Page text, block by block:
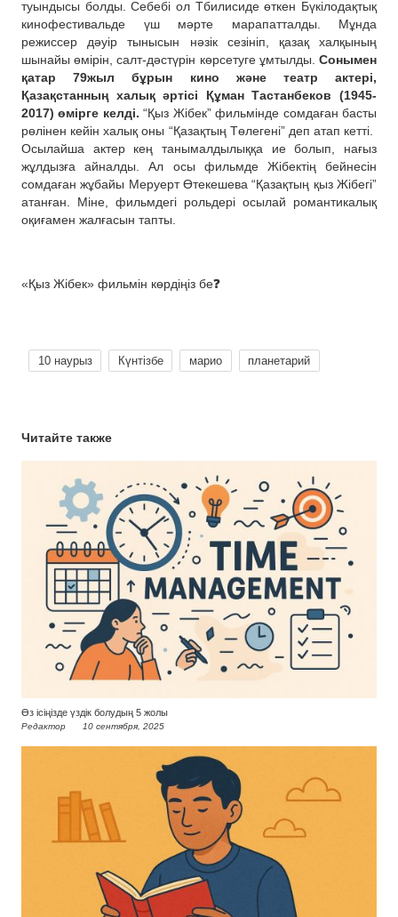
туындысы болды. Себебі ол Тбилисиде өткен Бүкілодақтық
кинофестивальде үш мәрте марапатталды. Мұнда
режиссер дәуір тынысын нәзік сезініп, қазақ халқының
шынайы өмірін, салт-дәстүрін көрсетуге ұмтылды. Сонымен
қатар 79жыл бұрын кино және театр актері,
Қазақстанның халық әртісі Құман Тастанбеков (1945-
2017) өмірге келді. “Қыз Жібек” фильмінде сомдаған басты
рөлінен кейін халық оны “Қазақтың Төлегені” деп атап кетті.
Осылайша актер кең танымалдылыққа ие болып, нағыз
жұлдызға айналды. Ал осы фильмде Жібектің бейнесін
сомдаған жұбайы Меруерт Өтекешева “Қазақтың қыз Жібегі”
атанған. Міне, фильмдегі рольдері осылай романтикалық
оқиғамен жалғасын тапты.
«Қыз Жібек» фильмін көрдіңіз бе❓
10 наурыз Күнтізбе марио планетарий
Читайте также
Өз ісіңізде үздік болудың 5 жолы
Редактор 10 сентября, 2025